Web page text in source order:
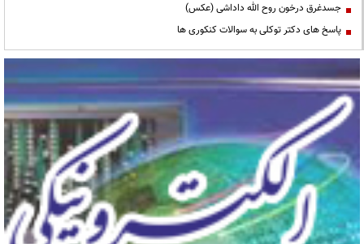
جسدغرق درخون روح الله داداشی (عکس)
پاسخ های دکتر توکلی به سوالات کنکوری ها